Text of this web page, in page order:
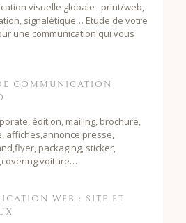
visuelle globale : print/web,
signalétique… Etude de votre
une communication qui vous
COMMUNICATION
édition, mailing, brochure,
affiches,annonce presse,
packaging, sticker,
voiture…
WEB : SITE ET